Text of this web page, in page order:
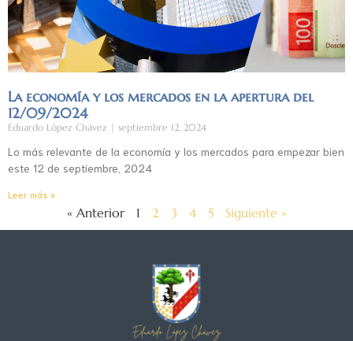
La economía y los mercados en la apertura del
12/09/2024
Eduardo López Chávez septiembre 12, 2024
Lo más relevante de la economía y los mercados para empezar bien
este 12 de septiembre, 2024
Leer más »
« Anterior 1 2 3 4 5 Siguiente »